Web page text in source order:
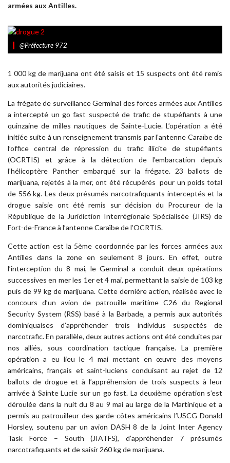
armées aux Antilles.
@Préfecture 972
1 000 kg de marijuana ont été saisis et 15 suspects ont été remis
aux autorités judiciaires.
La frégate de surveillance Germinal des forces armées aux Antilles
a intercepté un go fast suspecté de trafic de stupéfiants à une
quinzaine de milles nautiques de Sainte-Lucie. L’opération a été
initiée suite à un renseignement transmis par l’antenne Caraïbe de
l’office central de répression du trafic illicite de stupéfiants
(OCRTIS) et grâce à la détection de l’embarcation depuis
l’hélicoptère Panther embarqué sur la frégate. 23 ballots de
marijuana, rejetés à la mer, ont été récupérés pour un poids total
de 556 kg. Les deux présumés narcotrafiquants interceptés et la
drogue saisie ont été remis sur décision du Procureur de la
République de la Juridiction Interrégionale Spécialisée (JIRS) de
Fort-de-France à l’antenne Caraïbe de l’OCRTIS.
Cette action est la 5ème coordonnée par les forces armées aux
Antilles dans la zone en seulement 8 jours. En effet, outre
l’interception du 8 mai, le Germinal a conduit deux opérations
successives en mer les 1er et 4 mai, permettant la saisie de 103 kg
puis de 99 kg de marijuana. Cette dernière action, réalisée avec le
concours d’un avion de patrouille maritime C26 du Regional
Security System (RSS) basé à la Barbade, a permis aux autorités
dominiquaises d’appréhender trois individus suspectés de
narcotrafic. En parallèle, deux autres actions ont été conduites par
nos alliés, sous coordination tactique française. La première
opération a eu lieu le 4 mai mettant en œuvre des moyens
américains, français et saint-luciens conduisant au rejet de 12
ballots de drogue et à l’appréhension de trois suspects à leur
arrivée à Sainte Lucie sur un go fast. La deuxième opération s’est
déroulée dans la nuit du 8 au 9 mai au large de la Martinique et a
permis au patrouilleur des garde-côtes américains l’USCG Donald
Horsley, soutenu par un avion DASH 8 de la Joint Inter Agency
Task Force – South (JIATFS), d’appréhender 7 présumés
narcotrafiquants et de saisir 260 kg de marijuana.